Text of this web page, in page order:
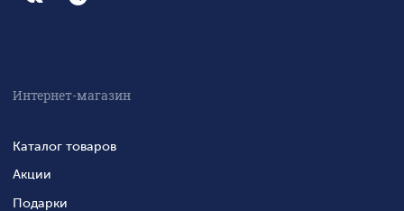
Интернет-магазин
Каталог товаров
Акции
Подарки